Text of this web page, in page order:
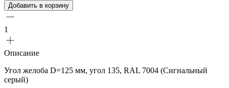
Добавить в корзину
1
Описание
Угол желоба D=125 мм, угол 135, RAL 7004 (Сигнальный
серый)